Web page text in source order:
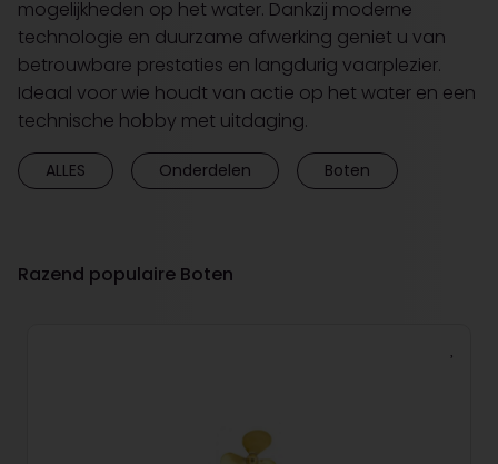
mogelijkheden op het water. Dankzij moderne
technologie en duurzame afwerking geniet u van
betrouwbare prestaties en langdurig vaarplezier.
Ideaal voor wie houdt van actie op het water en een
technische hobby met uitdaging.
ALLES Onderdelen Boten
Razend populaire Boten